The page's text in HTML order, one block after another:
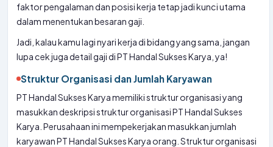
faktor pengalaman dan posisi kerja tetap jadi kunci utama
dalam menentukan besaran gaji.
Jadi, kalau kamu lagi nyari kerja di bidang yang sama, jangan
lupa cek juga detail gaji di PT Handal Sukses Karya, ya!
Struktur Organisasi dan Jumlah Karyawan
PT Handal Sukses Karya memiliki struktur organisasi yang
masukkan deskripsi struktur organisasi PT Handal Sukses
Karya. Perusahaan ini mempekerjakan masukkan jumlah
karyawan PT Handal Sukses Karya orang. Struktur organisasi